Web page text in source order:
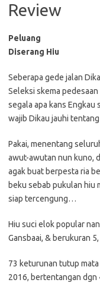
Review
Peluang
Diserang Hiu
Seberapa gede jalan
Seleksi skema
segala apa kans Engkau
wajib Dikau jauhi
Pakai, menentang
awut-awutan nun kuno,
agak buat berpesta ria
beku sebab pukulan hiu
siap tercengung…
Hiu suci elok popular
Gansbaai, & berukuran 5,
73 keturunan tutup
2016, bertentangan dgn